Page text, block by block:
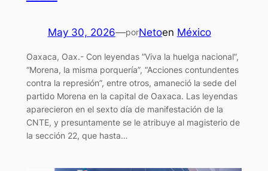
May 30, 2026—porNetoen México
Oaxaca, Oax.- Con leyendas “Viva la huelga nacional”,
“Morena, la misma porquería”, “Acciones contundentes
contra la represión”, entre otros, amaneció la sede del
partido Morena en la capital de Oaxaca. Las leyendas
aparecieron en el sexto día de manifestación de la
CNTE, y presuntamente se le atribuye al magisterio de
la sección 22, que hasta…